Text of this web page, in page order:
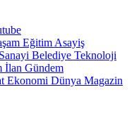
Eğitim Asayiş
Belediye Teknoloji
İlan Gündem
Ekonomi Dünya Magazin